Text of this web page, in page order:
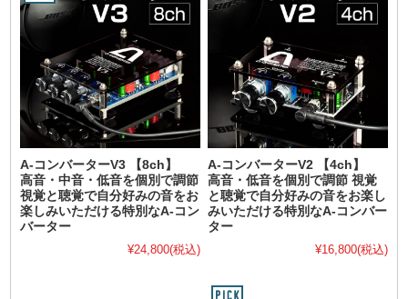
A-コンバーターV3 【8ch】
高音・中音・低音を個別で調節
視覚と聴覚で自分好みの音をお
楽しみいただける特別なA-コン
バーター
¥24,800(税込)
A-コンバーターV2 【4ch】
高音・低音を個別で調節 視覚
と聴覚で自分好みの音をお楽し
みいただける特別なA-コンバー
ター
¥16,800(税込)